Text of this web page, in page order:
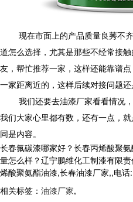
现在市面上的产品质量良莠不齐
道怎么选择，尤其是那些不经常接
友，帮忙推荐一家，这样还能靠谱
一家距离近的，这样后续对接问题还
我们还要去油漆厂家看看情况，
我们大家心里都有数，还有一点，
同是内容。
长春氟碳漆哪家好？长春丙烯酸聚
量怎么样？辽宁鹏维化工制漆有限
烯酸聚氨酯油漆,长春油漆厂家,,电
相关标签： 油漆厂家,